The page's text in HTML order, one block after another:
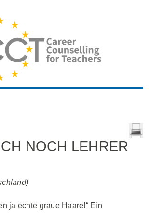
NOCH LEHRER
ja echte graue Haare!“ Ein